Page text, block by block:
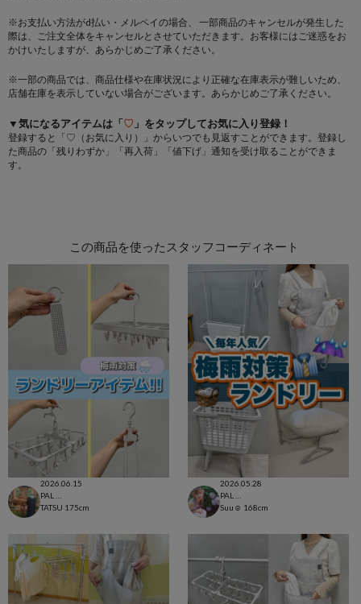
※お支払い方法がd払い・メルペイの場合、 一部商品のキャンセルが発生した
際は、ご注文全体をキャンセルとさせていただきます。お客様にはご迷惑をお
かけいたしますが、あらかじめご了承ください。
※一部の商品では、商品仕様や在庫状況により正確な在庫表示が難しいため、
店舗在庫を表示していない場合がございます。あらかじめご了承ください。
▼気になるアイテムは「♡ 」をタップしてお気に入り登録！
登録すると「♡（お気に入り）」からいつでも見返すことができます。登録し
た商品の「残りわずか」「再入荷」「値下げ」通知を受け取ることができま
す。
この商品を使ったスタッフコーディネート
2026.06.15
TATSU 175cm
2026.05.28
Suu☺︎ 168cm